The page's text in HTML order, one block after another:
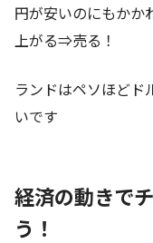
円が安いのにもか
上がる⇒売る！
ランドはペソほどド
いです
経済の動きで
う！